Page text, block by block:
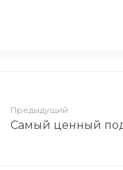
Предыдущий
Самый ценный